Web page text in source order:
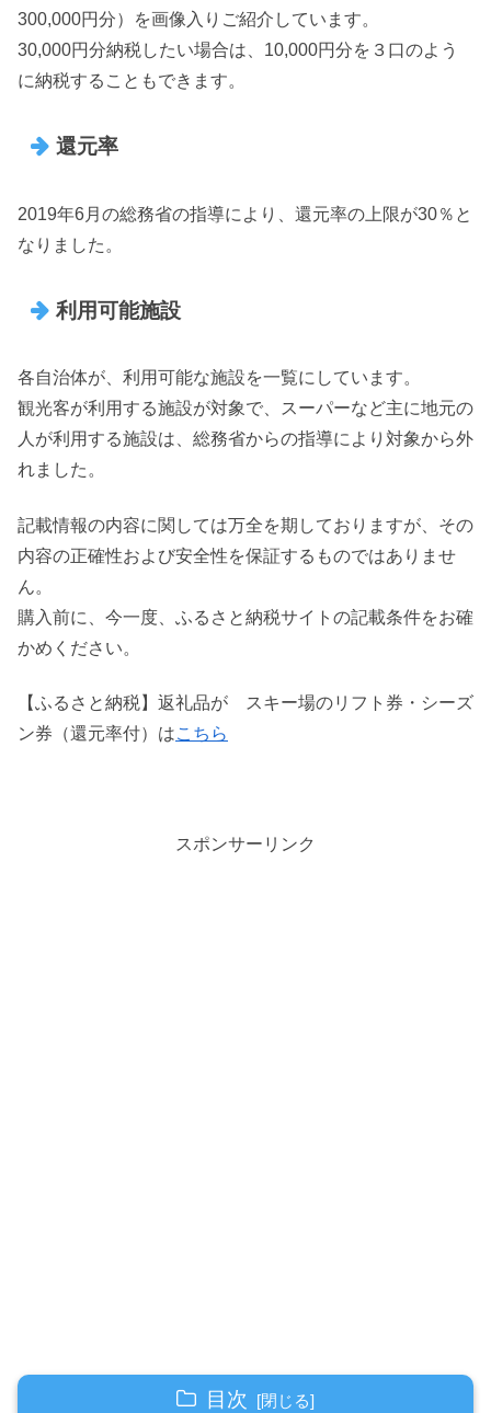
300,000円分）を画像入りご紹介しています。
30,000円分納税したい場合は、10,000円分を３口のよう
に納税することもできます。
還元率
2019年6月の総務省の指導により、還元率の上限が30％と
なりました。
利用可能施設
各自治体が、利用可能な施設を一覧にしています。
観光客が利用する施設が対象で、スーパーなど主に地元の
人が利用する施設は、総務省からの指導により対象から外
れました。
記載情報の内容に関しては万全を期しておりますが、その
内容の正確性および安全性を保証するものではありませ
ん。
購入前に、今一度、ふるさと納税サイトの記載条件をお確
かめください。
【ふるさと納税】返礼品が スキー場のリフト券・シーズ
ン券（還元率付）はこちら
スポンサーリンク
目次